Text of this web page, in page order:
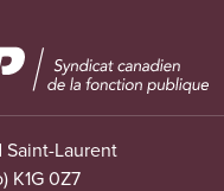
Saint-Laurent
K1G 0Z7